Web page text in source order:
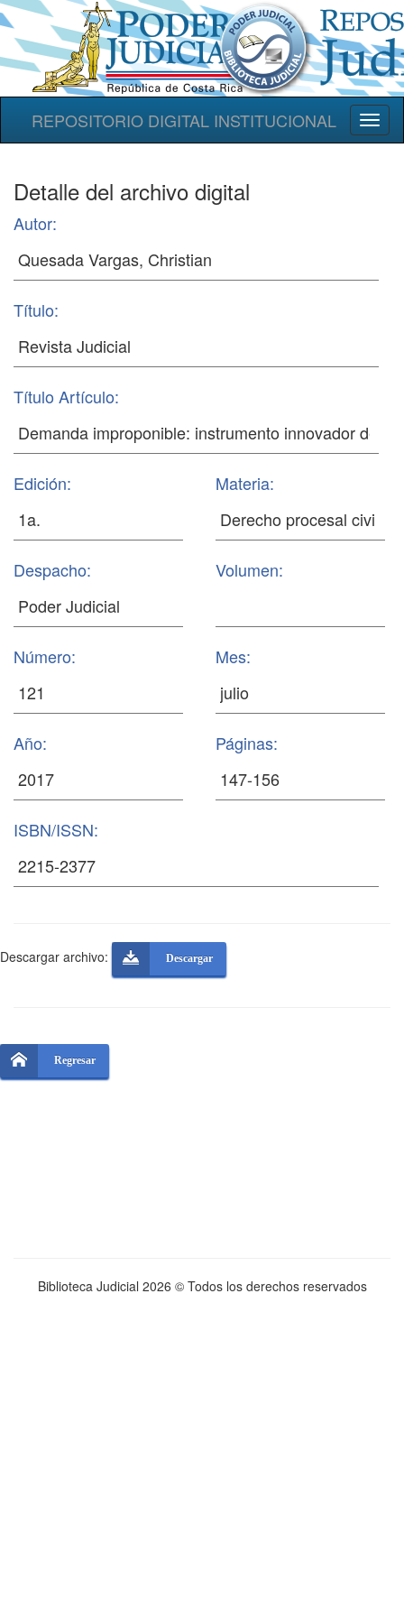
REPOSITORIO DIGITAL INSTITUCIONAL
Detalle del archivo digital
Autor:
Título:
Título Artículo:
Edición: Materia:
Despacho: Volumen:
Número: Mes:
Año: Páginas:
ISBN/ISSN:
Descargar archivo: Descargar
Regresar
Biblioteca Judicial 2026 © Todos los derechos reservados